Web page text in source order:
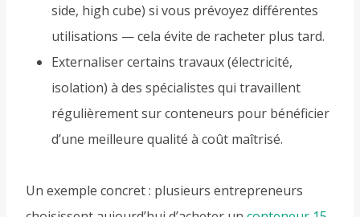
side, high cube) si vous prévoyez différentes
utilisations — cela évite de racheter plus tard.
Externaliser certains travaux (électricité,
isolation) à des spécialistes qui travaillent
régulièrement sur conteneurs pour bénéficier
d’une meilleure qualité à coût maîtrisé.
Un exemple concret : plusieurs entrepreneurs